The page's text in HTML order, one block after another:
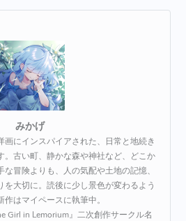
みかげ
画にインスパイアされた、日常と地続き
。古い町、静かな森や神社など、どこか
冒険よりも、人の気配や土地の記憶、
を大切に。読後に少し景色が変わるよう
作はマイペースに執筆中。
Girl in Lemorium』二次創作サークル名